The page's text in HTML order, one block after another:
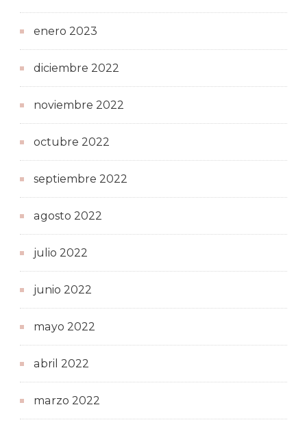
enero 2023
diciembre 2022
noviembre 2022
octubre 2022
septiembre 2022
agosto 2022
julio 2022
junio 2022
mayo 2022
abril 2022
marzo 2022